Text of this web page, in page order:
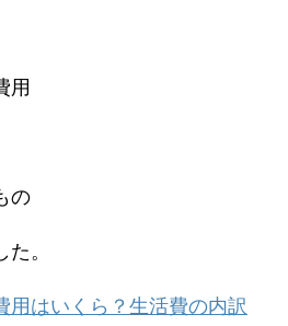
用
の
。
用はいくら？生活費の内訳